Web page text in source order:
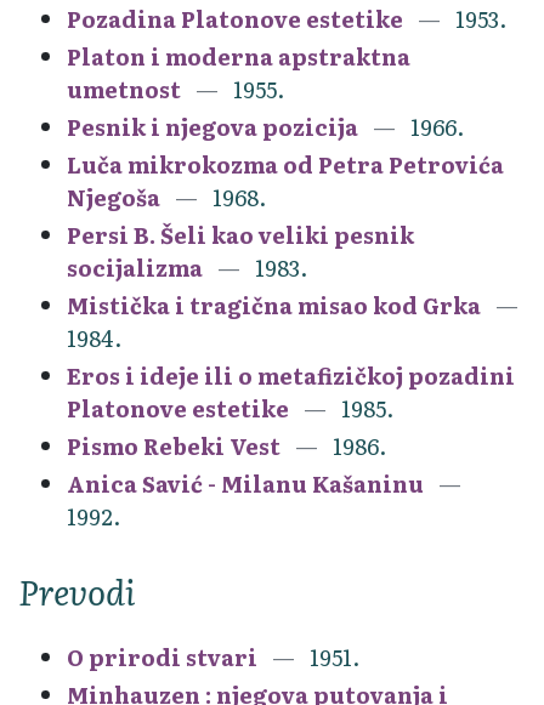
Pozadina Platonove estetike
1953.
Platon i moderna apstraktna
umetnost
1955.
Pesnik i njegova pozicija
1966.
Luča mikrokozma od Petra Petrovića
Njegoša
1968.
Persi B. Šeli kao veliki pesnik
socijalizma
1983.
Mistička i tragična misao kod Grka
1984.
Eros i ideje ili o metafizičkoj pozadini
Platonove estetike
1985.
Pismo Rebeki Vest
1986.
Anica Savić - Milanu Kašaninu
1992.
Prevodi
O prirodi stvari
1951.
Minhauzen : njegova putovanja i